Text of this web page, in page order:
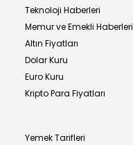
Teknoloji Haberleri
Memur ve Emekli Haberleri
Altın Fiyatları
Dolar Kuru
Euro Kuru
Kripto Para Fiyatları
Yemek Tarifleri